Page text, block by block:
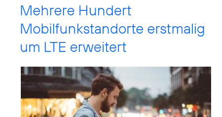
Mehrere Hundert
Mobilfunkstandorte erstmalig
um LTE erweitert